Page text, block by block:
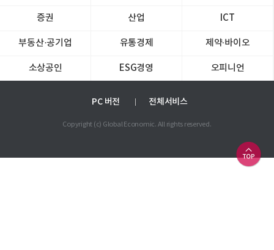
증권 산업 ICT
부동산·공기업 유통경제 제약∙바이오
소상공인 ESG경영 오피니언
PC 버전 전체서비스
Copyright (c) Global Economic. All rights reserved.